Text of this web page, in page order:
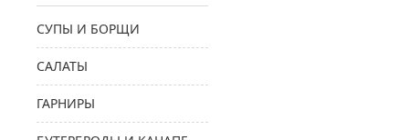
СУПЫ И БОРЩИ
САЛАТЫ
ГАРНИРЫ